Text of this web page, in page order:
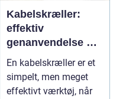
Kabelskræller:
effektiv
genanvendelse og
bedre økonomi i
kabelhåndtering
En kabelskræller er et
simpelt, men meget
effektivt værktøj, når